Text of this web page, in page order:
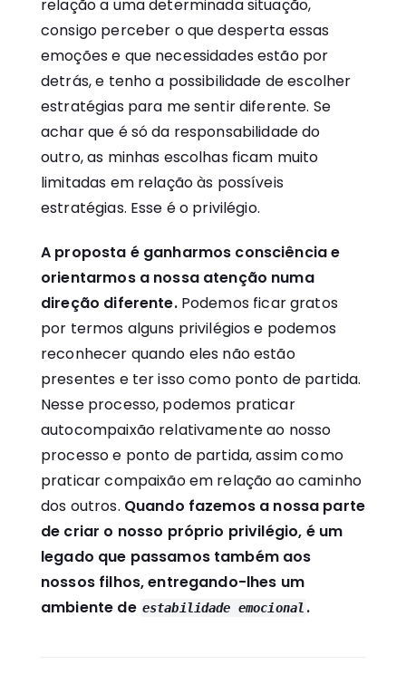
relação a uma determinada situação,
consigo perceber o que desperta essas
emoções e que necessidades estão por
detrás, e tenho a possibilidade de escolher
estratégias para me sentir diferente. Se
achar que é só da responsabilidade do
outro, as minhas escolhas ficam muito
limitadas em relação às possíveis
estratégias. Esse é o privilégio.
A proposta é ganharmos consciência e
orientarmos a nossa atenção numa
direção diferente. Podemos ficar gratos
por termos alguns privilégios e podemos
reconhecer quando eles não estão
presentes e ter isso como ponto de partida.
Nesse processo, podemos praticar
autocompaixão relativamente ao nosso
processo e ponto de partida, assim como
praticar compaixão em relação ao caminho
dos outros. Quando fazemos a nossa parte
de criar o nosso próprio privilégio, é um
legado que passamos também aos
nossos filhos, entregando-lhes um
ambiente de estabilidade emocional .